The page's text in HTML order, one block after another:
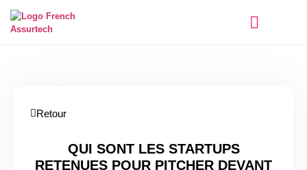
Retour
QUI SONT LES STARTUPS
RETENUES POUR PITCHER DEVANT